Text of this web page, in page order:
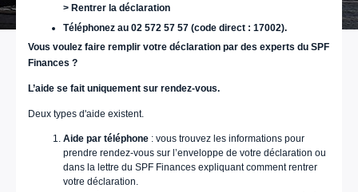
> Rentrer la déclaration
Téléphonez au 02 572 57 57 (code direct : 17002).
Vous voulez faire remplir votre déclaration par des experts du SPF
Finances ?
L’aide se fait uniquement sur rendez-vous.
Deux types d'aide existent.
Aide par téléphone : vous trouvez les informations pour
prendre rendez-vous sur l’enveloppe de votre déclaration ou
dans la lettre du SPF Finances expliquant comment rentrer
votre déclaration.